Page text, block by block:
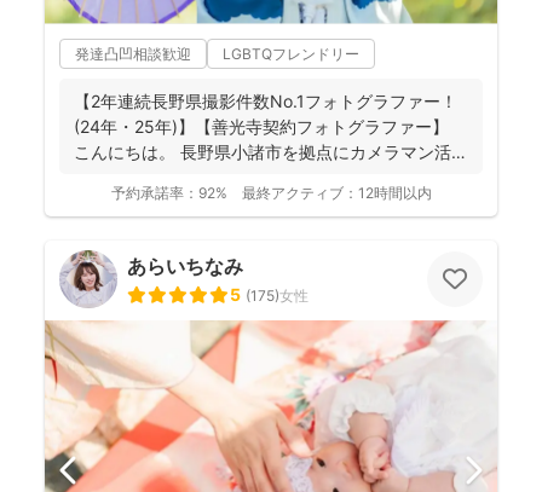
発達凸凹相談歓迎 LGBTQフレンドリー
【2年連続長野県撮影件数No.1フォトグラファー！
(24年・25年)】【善光寺契約フォトグラファー】
こんにちは。 長野県小諸市を拠点にカメラマン活
予約承諾率： 92% 最終アクティブ： 12時間以内
あらいちなみ
5 (175)女性